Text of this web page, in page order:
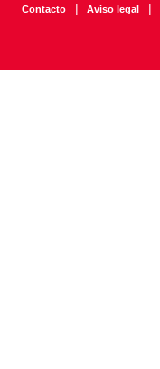
Contacto | Aviso legal |